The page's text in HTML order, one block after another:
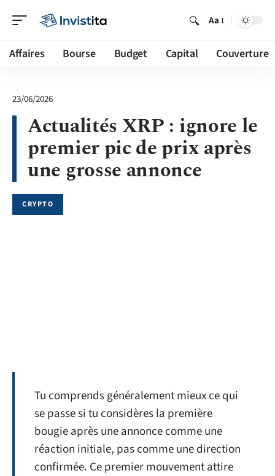
Aa
Affaires Bourse Budget Capital Couverture
23/06/2026
Actualités XRP : ignore le
premier pic de prix après
une grosse annonce
CRYPTO
Tu comprends généralement mieux ce qui
se passe si tu considères la première
bougie après une annonce comme une
réaction initiale, pas comme une direction
confirmée. Ce premier mouvement attire